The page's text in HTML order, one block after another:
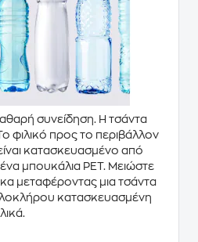
συνείδηση. Η τσάντα
φιλικό προς το περιβάλλον
κατασκευασμένο από
μπουκάλια PET. Μειώστε
μεταφέροντας μια τσάντα
κατασκευασμένη
.